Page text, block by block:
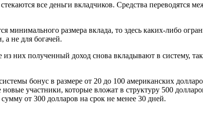
все деньги вкладчиков. Средства переводятся
размера вклада, то здесь каких-либо
не для богачей.
полученный доход снова вкладывают в систему,
бонус в размере от 20 до 100 американских
участники, которые вложат в структуру 500
от 300 долларов на срок не менее 30 дней.